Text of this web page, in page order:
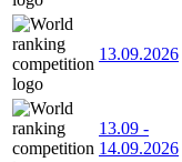
13.09.2026
13.09 -
14.09.2026